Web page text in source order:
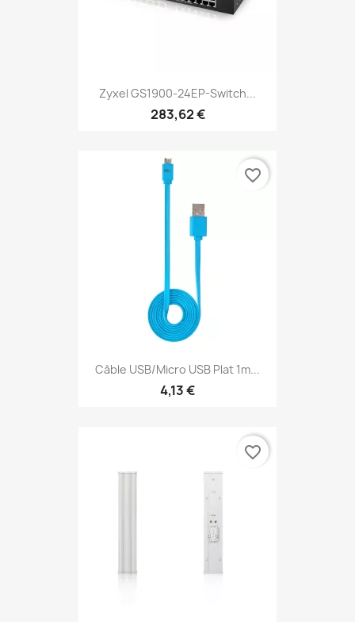
Zyxel GS1900-24EP-Switch...
283,62 €
Câble USB/micro USB Plat 1m...
4,13 €
favorite_border
favorite_border